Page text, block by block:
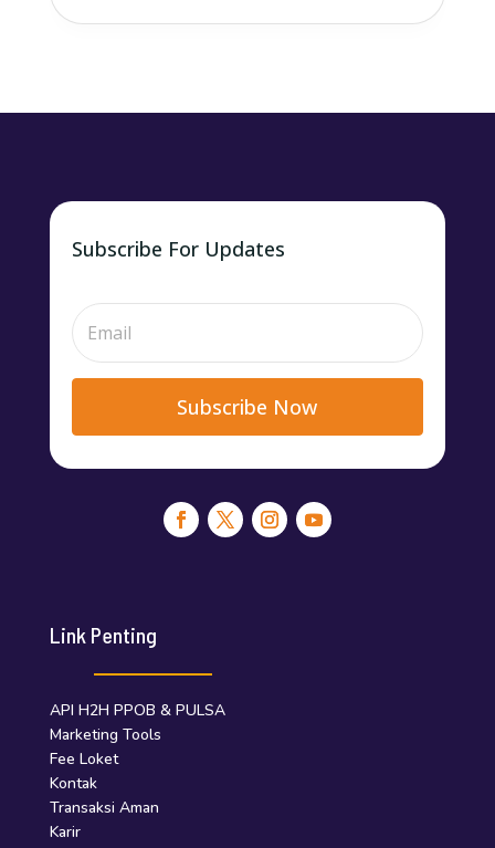
Subscribe For Updates
Subscribe Now
Link Penting
API H2H PPOB & PULSA
Marketing Tools
Fee Loket
Kontak
Transaksi Aman
Karir